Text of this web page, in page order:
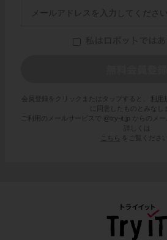
会員登録をクリックまたはタップすると、
利用
に同意したものとみなし
ご利用のメールサービスで @try-it.jp からのメ
詳しくは
こちら
をご覧ください